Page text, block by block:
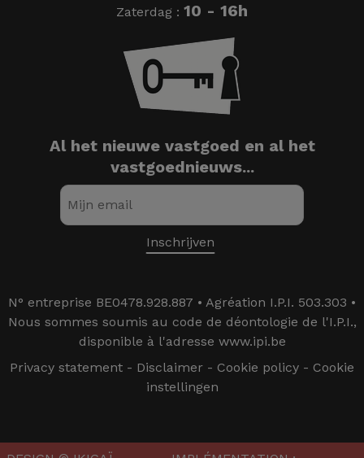
Zaterdag : 10 - 16h
Al het nieuwe vastgoed en al het
vastgoednieuws...
N° entreprise BE0478.928.887 • Agréation I.P.I. 503.303 •
Nous sommes soumis au code de déontologie de l'I.P.I.,
disponible à l'adresse www.ipi.be
Privacy statement - Disclaimer - Cookie policy - Cookie
instellingen